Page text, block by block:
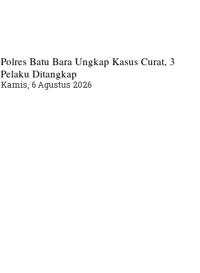
Polres Batu Bara Ungkap Kasus Curat, 3
Pelaku Ditangkap
Kamis, 6 Agustus 2026